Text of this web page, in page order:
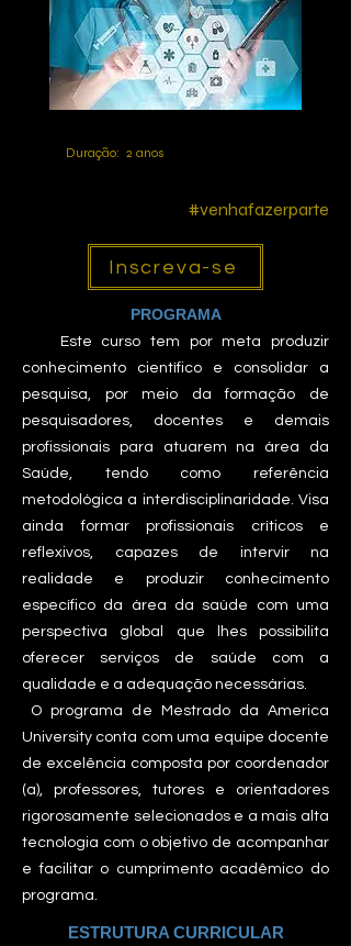
PROGRAMA
Este curso tem por meta produzir
conhecimento científico e consolidar a
pesquisa, por meio da formação de
pesquisadores, docentes e demais
profissionais para atuarem na área da
Saúde, tendo como referência
metodológica a interdisciplinaridade. Visa
ainda formar profissionais críticos e
reflexivos, capazes de intervir na
realidade e produzir conhecimento
específico da área da saúde com uma
perspectiva global que lhes possibilita
oferecer serviços de saúde com a
qualidade e a adequação necessárias.
O programa de Mestrado da America
University conta com uma equipe docente
de excelência composta por coordenador
(a), professores, tutores e orientadores
rigorosamente selecionados e a mais alta
tecnologia com o objetivo de acompanhar
e facilitar o cumprimento acadêmico do
programa.
Duração: 2 anos
#venhafazerparte
Inscreva-se
ESTRUTURA CURRICULAR